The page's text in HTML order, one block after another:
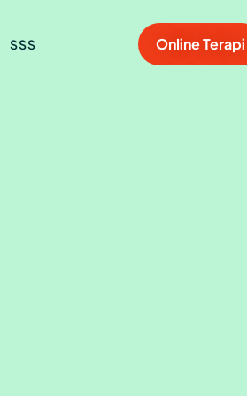
SSS Online Terapi